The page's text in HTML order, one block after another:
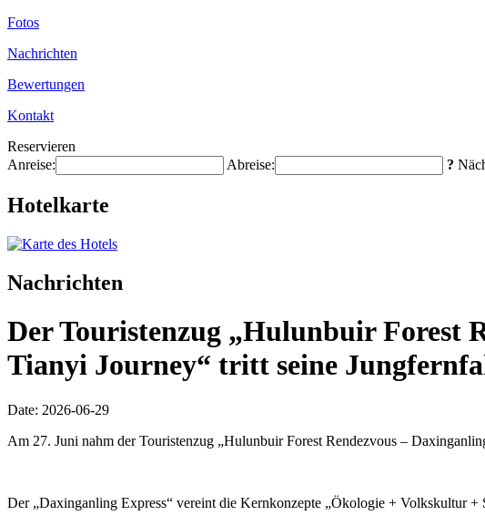
Fotos
Nachrichten
Bewertungen
Kontakt
Reservieren
Anreise:
Abreise: ?
Hotelkarte
Nachrichten
Der Touristenzug „Hulunbuir Forest
Tianyi Journey“ tritt seine
Date: 2026-06-29
Am 27. Juni nahm der Touristenzug „Hulunbuir Forest Rendezvous –
Der „Daxinganling Express“ vereint die Kernkonzepte „Ökologie + Volkskultur